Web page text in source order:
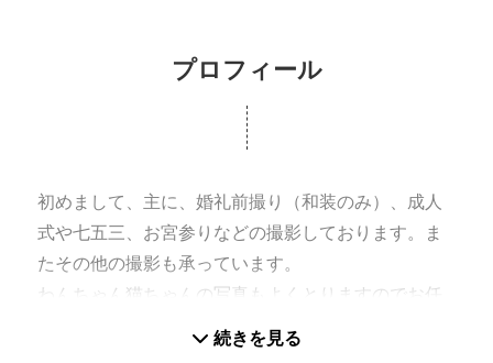
プロフィール
初めまして、主に、婚礼前撮り（和装のみ）、成人
式や七五三、お宮参りなどの撮影しております。ま
たその他の撮影も承っています。
わんちゃん猫ちゃんの写真もよくとりますのでお任
続きを見る